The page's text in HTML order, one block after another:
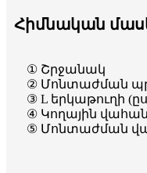
Հիմնական
① Շրջանակ
② Մոնտաժման
③ L երկաթուղի
④ Կողային
⑤ Մոնտաժման